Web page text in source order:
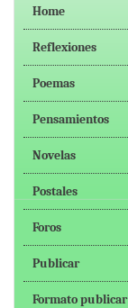
Home
Reflexiones
Poemas
Pensamientos
Novelas
Postales
Foros
Publicar
Formato publicar